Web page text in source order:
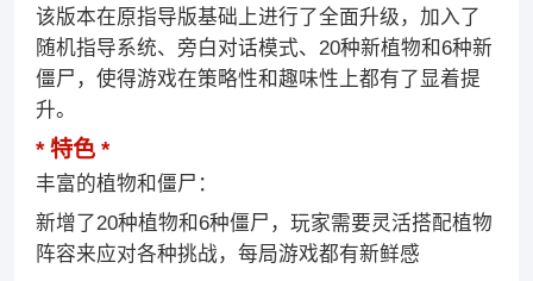
该版本在原指导版基础上进行了全面升级，加入了
随机指导系统、旁白对话模式、20种新植物和6种新
僵尸，使得游戏在策略性和趣味性上都有了显着提
升。
特色
丰富的植物和僵尸：
新增了20种植物和6种僵尸，玩家需要灵活搭配植物
阵容来应对各种挑战，每局游戏都有新鲜感